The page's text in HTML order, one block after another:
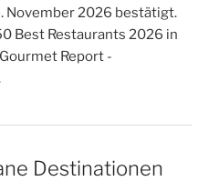
November 2026 bestätigt.
Best Restaurants 2026 in
Report -
Destinationen